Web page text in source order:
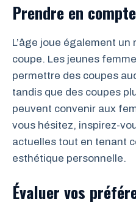
Prendre en
L’âge joue également
coupe. Les jeunes
permettre des coupes
tandis que des coupes
peuvent convenir aux
vous hésitez, inspirez-
actuelles tout en tenant
esthétique personnelle.
Évaluer vos